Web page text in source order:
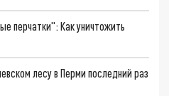
перчатки": Как уничтожить
лесу в Перми последний раз